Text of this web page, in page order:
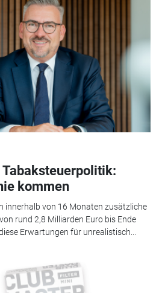
Tabaksteuerpolitik:
kommen
innerhalb von 16 Monaten zusätzliche
rund 2,8 Milliarden Euro bis Ende
Erwartungen für unrealistisch...